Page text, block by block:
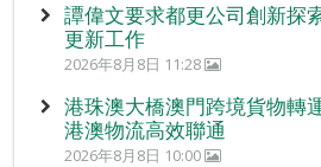
譚偉文要求都更公司創新探
更新工作
2026年8月8日 11:28
港珠澳大橋澳門跨境貨物轉
港澳物流高效聯通
2026年8月8日 10:00